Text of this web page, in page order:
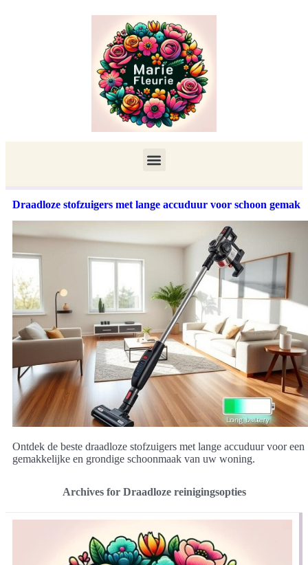
Draadloze stofzuigers met lange accuduur voor schoon gemak
Ontdek de beste draadloze stofzuigers met lange accuduur voor een
gemakkelijke en grondige schoonmaak van uw woning.
Archives for Draadloze reinigingsopties